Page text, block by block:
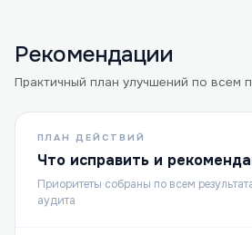
Рекомендации
Практичный план улучшений по всем
ПЛАН ДЕЙСТВИЙ
Что исправить и
Приоритеты собраны по всем
аудита